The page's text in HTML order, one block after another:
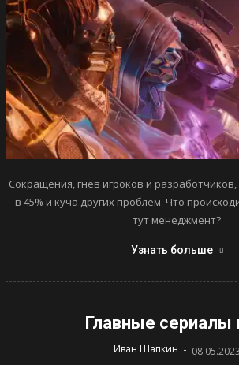
Сокращения, гнев игроков и
в 45% и куча других проблем. Что
тут менеджмент?
Узнать больше
Главные сериалы
Иван Шапкин - 08.05.2023